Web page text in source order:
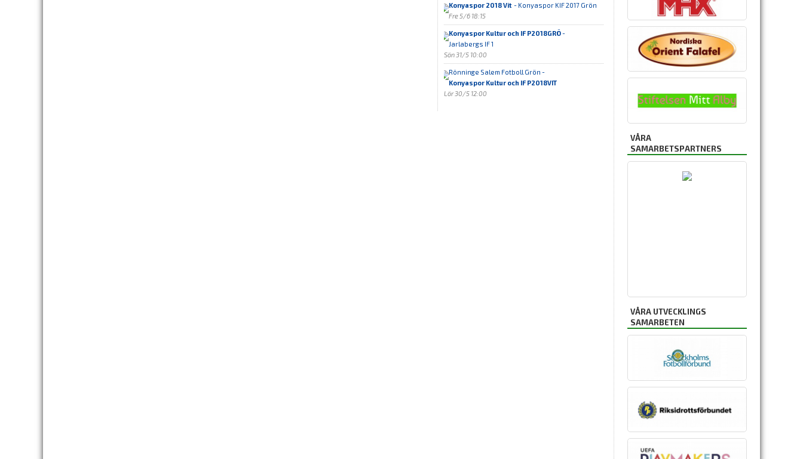
Konyaspor 2018 Vit - Konyaspor KIF 2017 Grön
Fre 5/6 18:15
Konyaspor Kultur och IF P2018GRÖ-
Jarlabergs IF 1
Sön 31/5 10:00
Rönninge Salem Fotboll Grön -
Konyaspor Kultur och IF P2018VIT
Lör 30/5 12:00
VÅRA
SAMARBETSPARTNERS
VÅRA UTVECKLINGS
SAMARBETEN